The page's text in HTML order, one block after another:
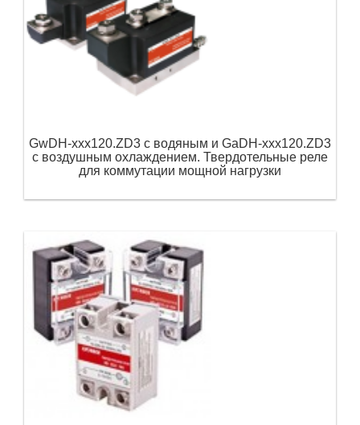
GwDH-xxx120.ZD3 с водяным и GaDH-xxx120.ZD3
с воздушным охлаждением. Твердотельные реле
для коммутации мощной нагрузки